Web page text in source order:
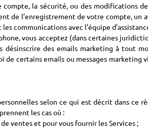
compte, la sécurité, ou des modifications
de l’enregistrement de votre compte, un
communications avec l’équipe
vous acceptez (dans certaines
désinscrire des emails marketing à tout
certains emails ou messages marketing
selon ce qui est décrit dans ce
les cas où :
ventes et pour vous fournir les Services ;